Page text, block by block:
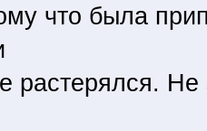
что была
растерялся.